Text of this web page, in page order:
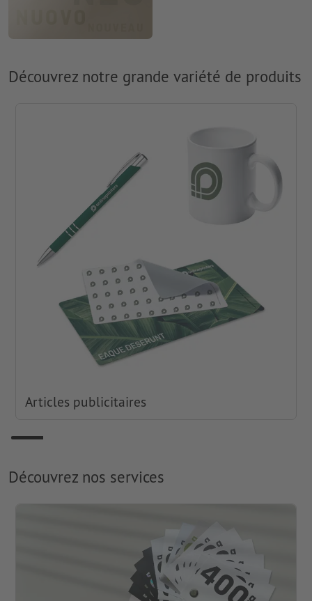
Découvrez notre grande variété de produits
Articles publicitaires
Découvrez nos services